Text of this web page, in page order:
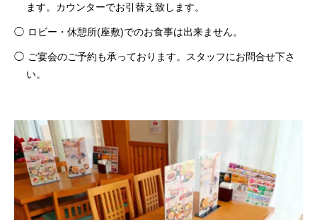
ます。カウンターでお引替え致します。
ロビー・休憩所(座敷)でのお食事は出来ません。
ご宴会のご予約も承っております。スタッフにお問合せ下さ
い。